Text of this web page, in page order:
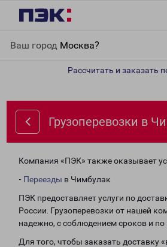
Ваш город Москва?
Рассчитать и заказать
Грузоперевозки в
Компания «ПЭК» также оказывает
- Переезды в Чимбулак
ПЭК предоставляет услуги по
России. Грузоперевозки от нашей
надежно, с соблюдением сроков и
Для того, чтобы заказать доставку